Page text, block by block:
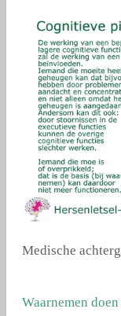
Medische
Waarnemen